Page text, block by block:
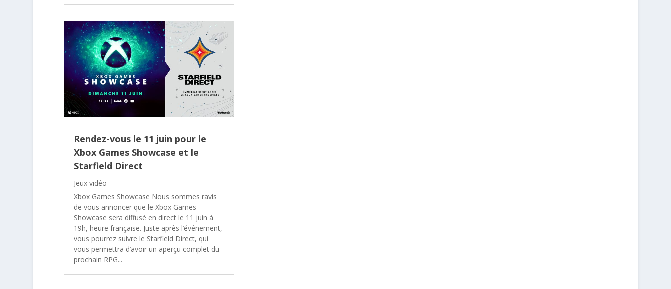
Rendez-vous le 11 juin pour le
Xbox Games Showcase et le
Starfield Direct
Jeux vidéo
Xbox Games Showcase Nous sommes ravis
de vous annoncer que le Xbox Games
Showcase sera diffusé en direct le 11 juin à
19h, heure française. Juste après l’événement,
vous pourrez suivre le Starfield Direct, qui
vous permettra d’avoir un aperçu complet du
prochain RPG...